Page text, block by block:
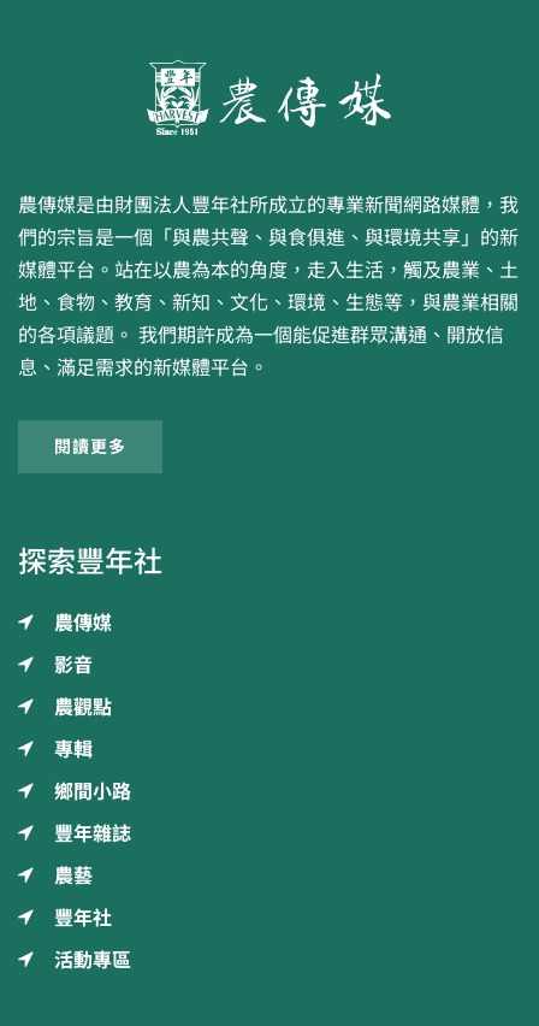
農傳媒是由財團法人豐年社所成立的專業新聞網路媒體，我
們的宗旨是一個「與農共聲、與食俱進、與環境共享」的新
媒體平台。站在以農為本的角度，走入生活，觸及農業、土
地、食物、教育、新知、文化、環境、生態等，與農業相關
的各項議題。 我們期許成為一個能促進群眾溝通、開放信
息、滿足需求的新媒體平台。
閱讀更多
探索豐年社
農傳媒
影音
農觀點
專輯
鄉間小路
豐年雜誌
農藝
豐年社
活動專區